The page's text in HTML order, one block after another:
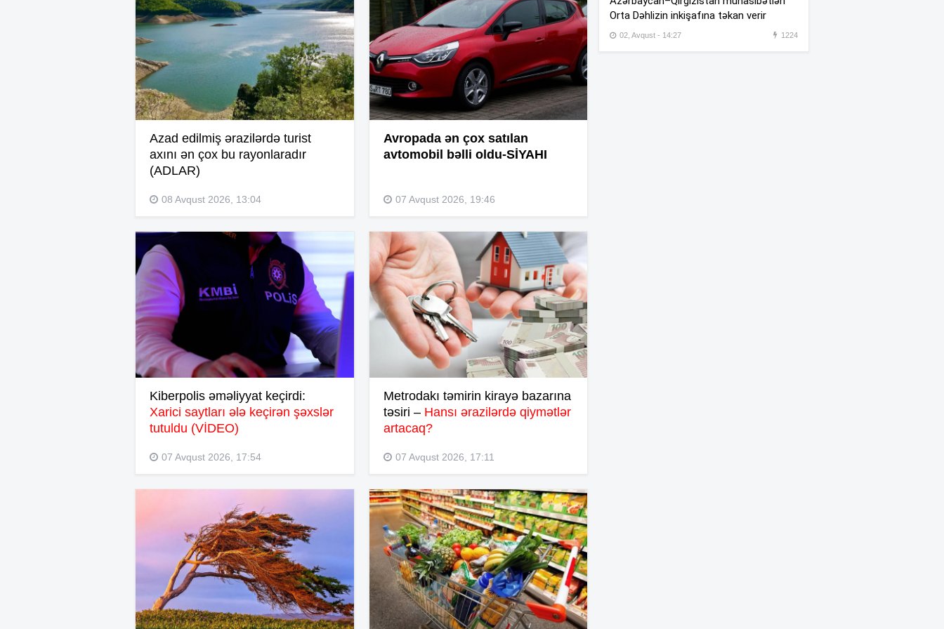
Azad edilmiş ərazilərdə turist
axını ən çox bu rayonlaradır
(ADLAR)
08 Avqust 2026, 13:04
Avropada ən çox satılan
avtomobil bəlli oldu-SİYAHI
07 Avqust 2026, 19:46
Kiberpolis əməliyyat keçirdi:
Xarici saytları ələ keçirən şəxslər
tutuldu (VİDEO)
07 Avqust 2026, 17:54
Metrodakı təmirin kirayə bazarına
təsiri – Hansı ərazilərdə qiymətlər
artacaq?
07 Avqust 2026, 17:11
Əliyevanın doğum günüdür
Orta Dəhlizin inkişafına təkan verir
02, Avqust - 14:27 1224